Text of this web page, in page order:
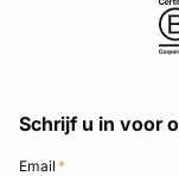
Schrijf u in voor
Email *